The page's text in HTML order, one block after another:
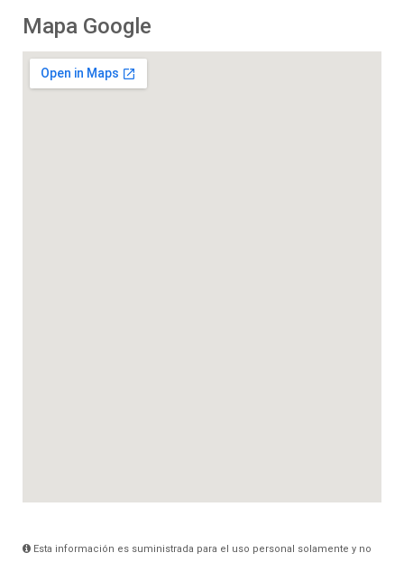
Mapa Google
Esta información es suministrada para el uso personal solamente y no